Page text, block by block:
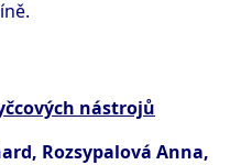
nástrojů
Rozsypalová Anna,